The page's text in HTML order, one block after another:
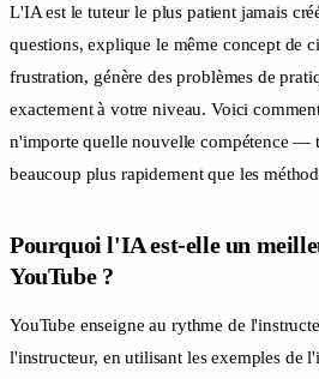
L'IA est le tuteur le plus patient jamais
questions, explique le même concept de
frustration, génère des problèmes de
exactement à votre niveau. Voici
n'importe quelle nouvelle compétence
beaucoup plus rapidement que les
Pourquoi l'IA est-elle un
YouTube ?
YouTube enseigne au rythme de
l'instructeur, en utilisant les exemples de